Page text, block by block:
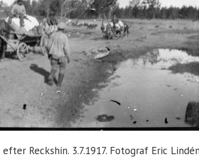
Reckshin. 3.7.1917. Fotograf Eric